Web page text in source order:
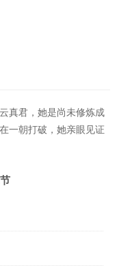
真君，她是尚未修炼成
一朝打破，她亲眼见证